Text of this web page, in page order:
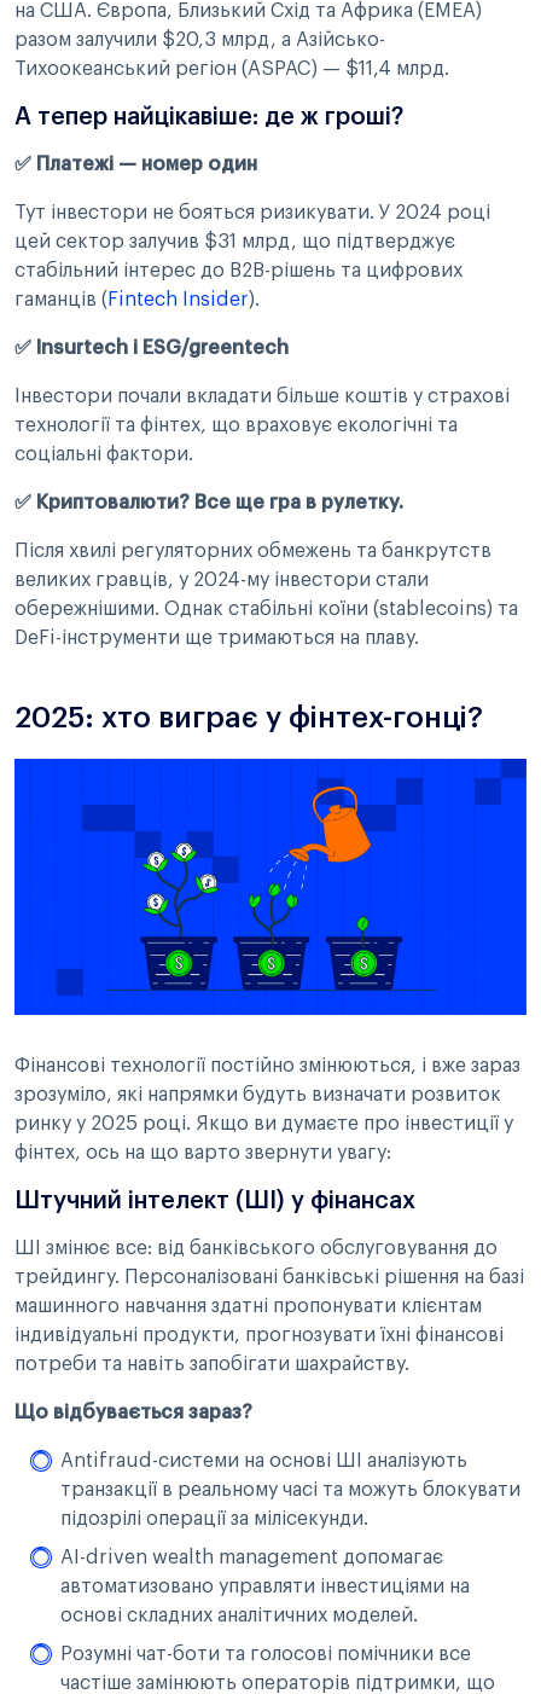
на США. Європа, Близький Схід та Африка (EMEA)
разом залучили $20,3 млрд, а Азійсько-
Тихоокеанський регіон (ASPAC) — $11,4 млрд.
А тепер найцікавіше: де ж гроші?
✅ Платежі — номер один
Тут інвестори не бояться ризикувати. У 2024 році
цей сектор залучив $31 млрд, що підтверджує
стабільний інтерес до B2B-рішень та цифрових
гаманців ( Fintech Insider).
✅ Insurtech і ESG/greentech
Інвестори почали вкладати більше коштів у страхові
технології та фінтех, що враховує екологічні та
соціальні фактори.
✅ Криптовалюти? Все ще гра в рулетку.
Після хвилі регуляторних обмежень та банкрутств
великих гравців, у 2024-му інвестори стали
обережнішими. Однак стабільні коїни (stablecoins) та
DeFi-інструменти ще тримаються на плаву.
2025: хто виграє у фінтех-гонці?
Фінансові технології постійно змінюються, і вже зараз
зрозуміло, які напрямки будуть визначати розвиток
ринку у 2025 році. Якщо ви думаєте про інвестиції у
фінтех, ось на що варто звернути увагу:
Штучний інтелект (ШІ) у фінансах
ШІ змінює все: від банківського обслуговування до
трейдингу. Персоналізовані банківські рішення на базі
машинного навчання здатні пропонувати клієнтам
індивідуальні продукти, прогнозувати їхні фінансові
потреби та навіть запобігати шахрайству.
Що відбувається зараз?
Antifraud-системи на основі ШІ аналізують
транзакції в реальному часі та можуть блокувати
підозрілі операції за мілісекунди.
AI-driven wealth management допомагає
автоматизовано управляти інвестиціями на
основі складних аналітичних моделей.
Розумні чат-боти та голосові помічники все
частіше замінюють операторів підтримки, що